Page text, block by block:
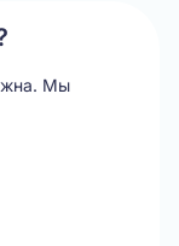
Мы